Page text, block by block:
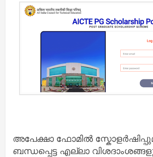
അപേക്ഷാ ഫോമിൽ
ബന്ധപ്പെട്ട എല്ലാ